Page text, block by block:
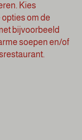
Kies
om de
bijvoorbeeld
soepen en/of
.